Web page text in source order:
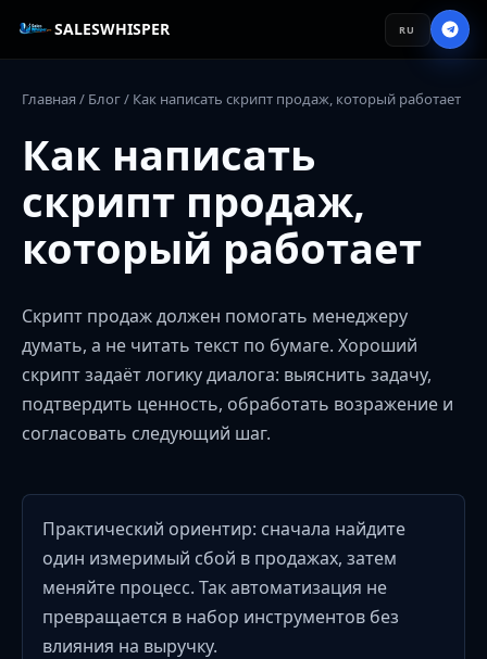
SALESWHISPER RU
Главная / Блог/ Как написать скрипт продаж, который работает
Как написать
скрипт продаж,
который работает
Скрипт продаж должен помогать менеджеру
думать, а не читать текст по бумаге. Хороший
скрипт задаёт логику диалога: выяснить задачу,
подтвердить ценность, обработать возражение и
согласовать следующий шаг.
Практический ориентир: сначала найдите
один измеримый сбой в продажах, затем
меняйте процесс. Так автоматизация не
превращается в набор инструментов без
влияния на выручку.